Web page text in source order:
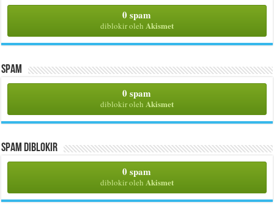
0 spam
diblokir oleh Akismet
Spam
0 spam
diblokir oleh Akismet
Spam Diblokir
0 spam
diblokir oleh Akismet